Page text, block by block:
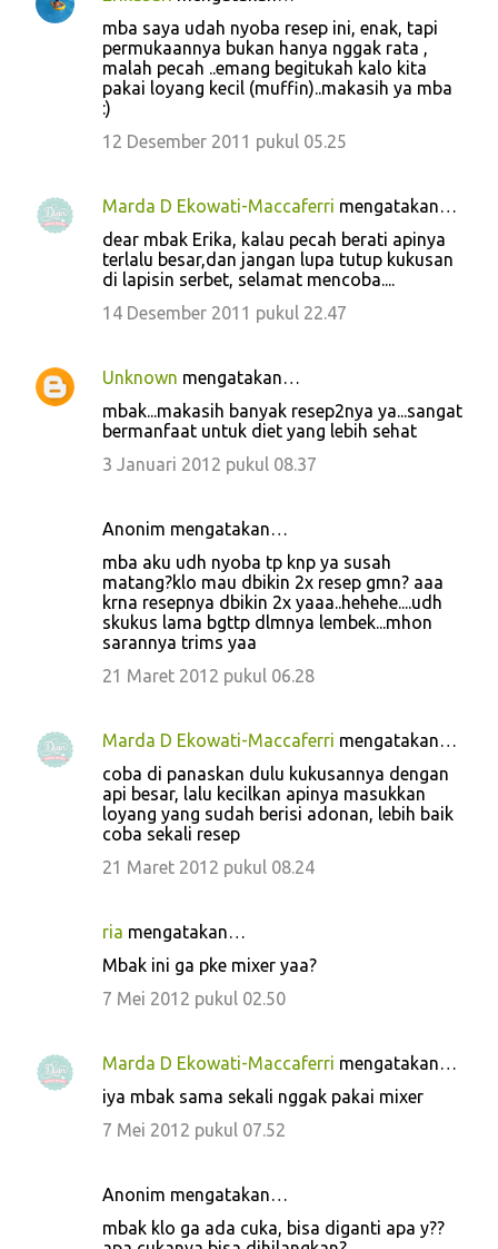
mba saya udah nyoba resep ini, enak, tapi
permukaannya bukan hanya nggak rata ,
malah pecah ..emang begitukah kalo kita
pakai loyang kecil (muffin)..makasih ya mba
:)
12 Desember 2011 pukul 05.25
Marda D Ekowati-Maccaferri mengatakan…
dear mbak Erika, kalau pecah berati apinya
terlalu besar,dan jangan lupa tutup kukusan
di lapisin serbet, selamat mencoba....
14 Desember 2011 pukul 22.47
Unknown mengatakan…
mbak...makasih banyak resep2nya ya...sangat
bermanfaat untuk diet yang lebih sehat
3 Januari 2012 pukul 08.37
Anonim mengatakan…
mba aku udh nyoba tp knp ya susah
matang?klo mau dbikin 2x resep gmn? aaa
krna resepnya dbikin 2x yaaa..hehehe....udh
skukus lama bgttp dlmnya lembek...mhon
sarannya trims yaa
21 Maret 2012 pukul 06.28
Marda D Ekowati-Maccaferri mengatakan…
coba di panaskan dulu kukusannya dengan
api besar, lalu kecilkan apinya masukkan
loyang yang sudah berisi adonan, lebih baik
coba sekali resep
21 Maret 2012 pukul 08.24
ria mengatakan…
Mbak ini ga pke mixer yaa?
7 Mei 2012 pukul 02.50
Marda D Ekowati-Maccaferri mengatakan…
iya mbak sama sekali nggak pakai mixer
7 Mei 2012 pukul 07.52
Anonim mengatakan…
mbak klo ga ada cuka, bisa diganti apa y??